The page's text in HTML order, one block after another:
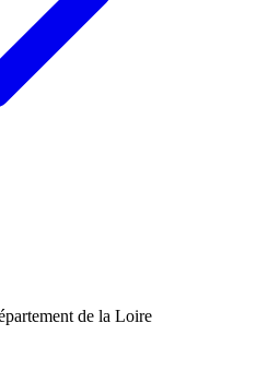
de la Loire